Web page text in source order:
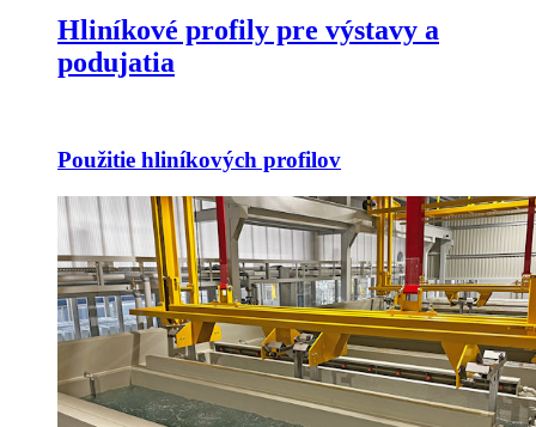
Hliníkové profily pre výstavy a
podujatia
Použitie hliníkových profilov